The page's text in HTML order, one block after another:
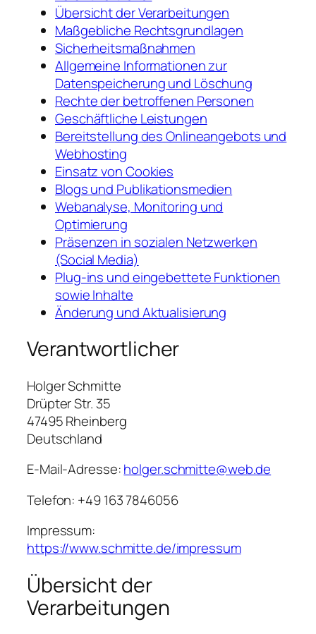
Übersicht der Verarbeitungen
Maßgebliche Rechtsgrundlagen
Sicherheitsmaßnahmen
Allgemeine Informationen zur
Datenspeicherung und Löschung
Rechte der betroffenen Personen
Geschäftliche Leistungen
Bereitstellung des Onlineangebots und
Webhosting
Einsatz von Cookies
Blogs und Publikationsmedien
Webanalyse, Monitoring und
Optimierung
Präsenzen in sozialen Netzwerken
(Social Media)
Plug-ins und eingebettete Funktionen
sowie Inhalte
Änderung und Aktualisierung
Verantwortlicher
Holger Schmitte
Drüpter Str. 35
47495 Rheinberg
Deutschland
E-Mail-Adresse:holger.schmitte@web.de
Telefon: +49 163 7846056
Impressum:
https://www.schmitte.de/impressum
Übersicht der
Verarbeitungen